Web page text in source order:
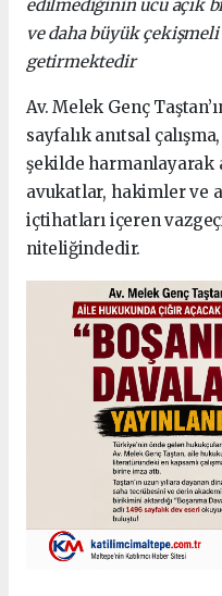
edilmediğinin ucu açık
ve daha büyük çekişmeli
getirmektedir
Av. Melek Genç
sayfalık anıtsal
şekilde harmanlayarak
avukatlar, hakimler ve
içtihatları içeren
niteliğindedir.